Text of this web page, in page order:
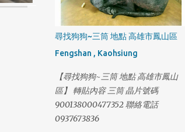
尋找狗狗~三筒 地點 高雄市鳳山區
Fengshan , Kaohsiung
【尋找狗狗~三筒 地點 高雄市鳳山
區】 轉貼內容 三筒 晶片號碼
900138000477352 聯絡電話
0937673836